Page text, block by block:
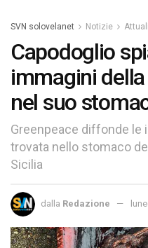
SVN solovelanet Notizie
Capodoglio
immagini
nel suo
Greenpeace diffonde le
trovata nello stomaco
Sicilia
dalla Redazione